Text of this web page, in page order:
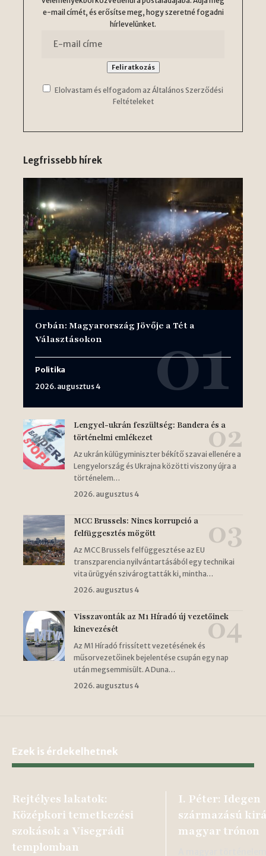
e-mail címét, és erősítse meg, hogy szeretné fogadni
hírlevelünket.
Elolvastam és elfogadom az Általános Szerződési
Feltételeket
Legfrissebb hírek
Orbán: Magyarország Jövője a Tét a
Választásokon
Politika
2026. augusztus 4
Lengyel-ukrán feszültség: Bandera és a
történelmi emlékezet
Az ukrán külügyminiszter békítő szavai ellenére a
Lengyelország és Ukrajna közötti viszony újra a
történelem…
2026. augusztus 4
MCC Brussels: Nincs korrupció a
felfüggesztés mögött
Az MCC Brussels felfüggesztése az EU
transzparencia nyilvántartásából egy technikai
vita ürügyén szivárogtatták ki, mintha…
2026. augusztus 4
Visszavonták az M1 Híradó új vezetőinek
kinevezését
Az M1 Híradó frissített vezetésének és
műsorvezetőinek bejelentése csupán egy nap
után megsemmisült. A Duna…
2026. augusztus 4
Ezek is érdekelhetnek
Rejtélyes lakatok:
Középkori temetkezési
szokások a Visegrádi
templomban
I. Péter: Idegen
származású
magyar trónon